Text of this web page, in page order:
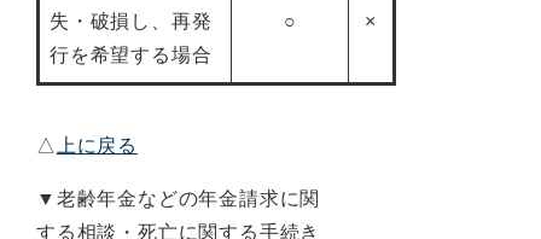
失・破損し、再発
行を希望する場合
○ ×
△上に戻る
▼老齢年金などの年金請求に関
する相談・死亡に関する手続き